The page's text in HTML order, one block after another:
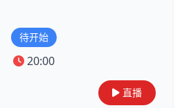
待开始
20:00
直播